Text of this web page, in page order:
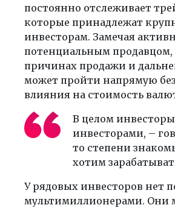
постоянно отслеживает
которые принадлежат
инвесторам. Замечая
потенциальным
причинах продажи и
может пройти напрямую
влияния на стоимость
В целом
инвесторами, –
то степени
хотим
У рядовых инвесторов нет
мультимиллионерами. Они